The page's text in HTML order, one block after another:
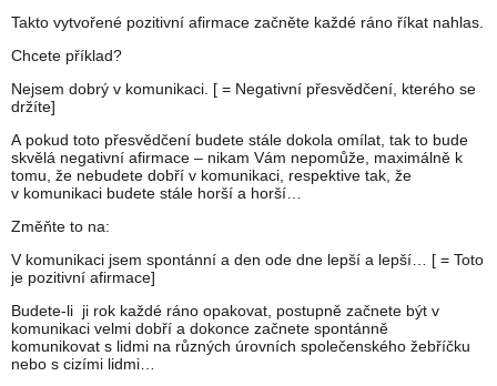
Takto vytvořené pozitivní afirmace začněte každé ráno říkat nahlas.
Chcete příklad?
Nejsem dobrý v komunikaci. [ = Negativní přesvědčení, kterého se
držíte]
A pokud toto přesvědčení budete stále dokola omílat, tak to bude
skvělá negativní afirmace – nikam Vám nepomůže, maximálně k
tomu, že nebudete dobří v komunikaci, respektive tak, že
v komunikaci budete stále horší a horší…
Změňte to na:
V komunikaci jsem spontánní a den ode dne lepší a lepší… [ = Toto
je pozitivní afirmace]
Budete-li ji rok každé ráno opakovat, postupně začnete být v
komunikaci velmi dobří a dokonce začnete spontánně
komunikovat s lidmi na různých úrovních společenského žebříčku
nebo s cizími lidmi…